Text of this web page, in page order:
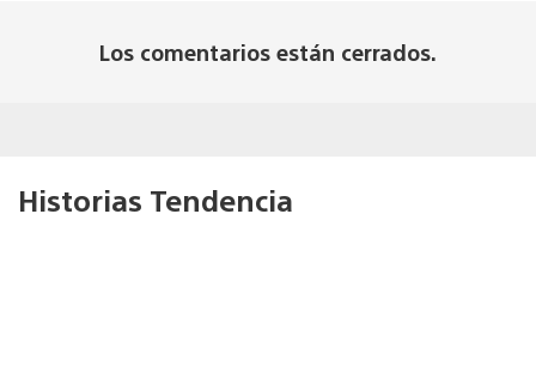
Los comentarios están cerrados.
Historias Tendencia